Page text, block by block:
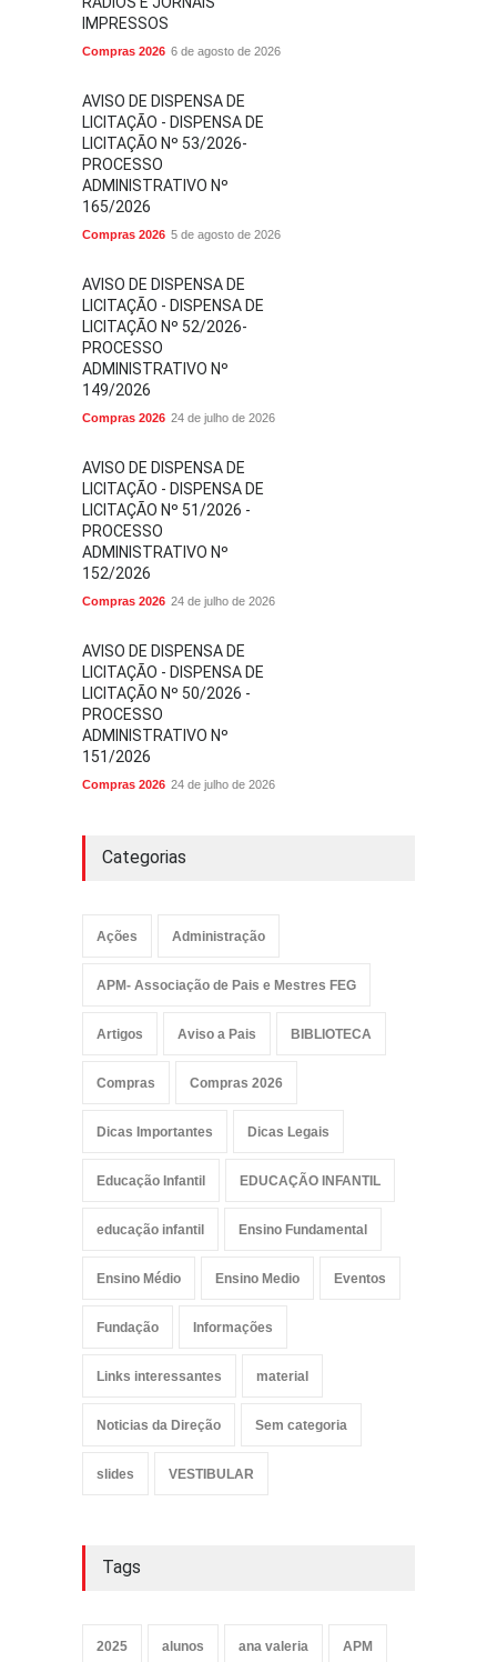
IMPRESSOS
Compras 2026 6 de agosto de 2026
AVISO DE DISPENSA DE
LICITAÇÃO - DISPENSA DE
LICITAÇÃO Nº 53/2026-
PROCESSO
ADMINISTRATIVO Nº
165/2026
Compras 2026 5 de agosto de 2026
AVISO DE DISPENSA DE
LICITAÇÃO - DISPENSA DE
LICITAÇÃO Nº 52/2026-
PROCESSO
ADMINISTRATIVO Nº
149/2026
Compras 2026 24 de julho de 2026
AVISO DE DISPENSA DE
LICITAÇÃO - DISPENSA DE
LICITAÇÃO Nº 51/2026 -
PROCESSO
ADMINISTRATIVO Nº
152/2026
Compras 2026 24 de julho de 2026
AVISO DE DISPENSA DE
LICITAÇÃO - DISPENSA DE
LICITAÇÃO Nº 50/2026 -
PROCESSO
ADMINISTRATIVO Nº
151/2026
Compras 2026 24 de julho de 2026
Categorias
Ações Administração
APM- Associação de Pais e Mestres FEG
Artigos Aviso a Pais BIBLIOTECA
Compras Compras 2026
Dicas Importantes Dicas Legais
Educação Infantil EDUCAÇÃO INFANTIL
educação infantil Ensino Fundamental
Ensino Médio Ensino Medio Eventos
Fundação Informações
Links interessantes material
Noticias da Direção Sem categoria
slides VESTIBULAR
Tags
2025 alunos ana valeria APM